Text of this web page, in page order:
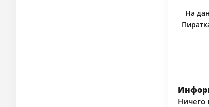
На
Ничего